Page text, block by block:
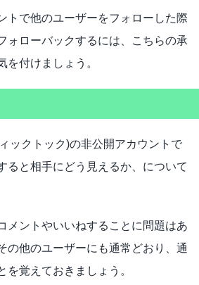
トで他のユーザーをフォローした際
ォローバックするには、こちらの承
を付けましょう。
ックトック)の非公開アカウントで
ると相手にどう見えるか、について
メントやいいねすることに問題はあ
の他のユーザーにも通常どおり、通
を覚えておきましょう。